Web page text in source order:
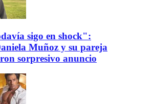
sigo en shock":
Muñoz y su pareja
sorpresivo anuncio